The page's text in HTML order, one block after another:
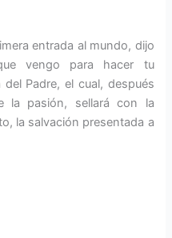
entrada al mundo, dijo
vengo para hacer tu
Padre, el cual, después
la pasión, sellará con la
la salvación presentada a